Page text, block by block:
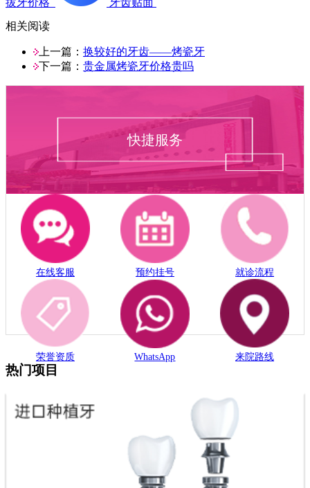
拔牙价格
牙齿贴面
相关阅读
上一篇： 换较好的牙齿——烤瓷牙
下一篇： 贵金属烤瓷牙价格贵吗
快捷服务
在线客服 预约挂号 就诊流程
荣誉资质 WhatsApp 来院路线
热门项目